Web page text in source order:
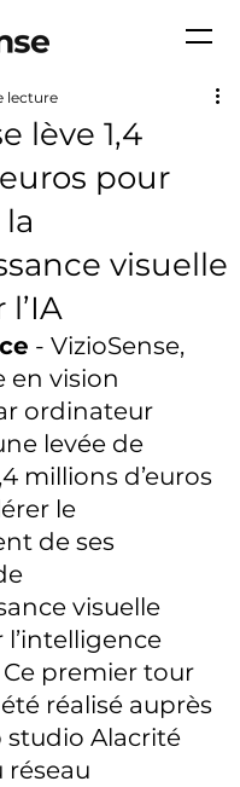
lève 1,4
pour
visuelle
lecture
- VizioSense,
en vision
ordinateur
levée de
millions d’euros
le
de ses
visuelle
l’intelligence
premier tour
réalisé auprès
Alacrité
réseau